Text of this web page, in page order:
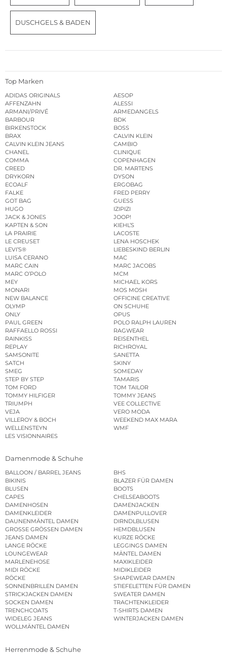
DUSCHGELS & BADEN
Top Marken
ADIDAS ORIGINALS
AESOP
AFFENZAHN
ALESSI
ARMANI/PRIVÉ
ARMEDANGELS
BARBOUR
BDK
BIRKENSTOCK
BOSS
BRAX
CALVIN KLEIN
CALVIN KLEIN JEANS
CAMBIO
CHANEL
CLINIQUE
COMMA
COPENHAGEN
CREED
DR. MARTENS
DRYKORN
DYSON
ECOALF
ERGOBAG
FALKE
FRED PERRY
GOT BAG
GUESS
HUGO
IZIPIZI
JACK & JONES
JOOP!
KAPTEN & SON
KIEHL’S
LA PRAIRIE
LACOSTE
LE CREUSET
LENA HOSCHEK
LEVI’S®
LIEBESKIND BERLIN
LUISA CERANO
MAC
MARC CAIN
MARC JACOBS
MARC O’POLO
MCM
MEY
MICHAEL KORS
MONARI
MOS MOSH
NEW BALANCE
OFFICINE CREATIVE
OLYMP
ON SCHUHE
ONLY
OPUS
PAUL GREEN
POLO RALPH LAUREN
RAFFAELLO ROSSI
RAGWEAR
RAINKISS
REISENTHEL
REPLAY
RICHROYAL
SAMSONITE
SANETTA
SATCH
SKINY
SMEG
SOMEDAY
STEP BY STEP
TAMARIS
TOM FORD
TOM TAILOR
TOMMY HILFIGER
TOMMY JEANS
TRIUMPH
VEE COLLECTIVE
VEJA
VERO MODA
VILLEROY & BOCH
WEEKEND MAX MARA
WELLENSTEYN
WMF
LES VISIONNAIRES
Damenmode & Schuhe
BALLOON / BARREL JEANS
BHS
BIKINIS
BLAZER FÜR DAMEN
BLUSEN
BOOTS
CAPES
CHELSEABOOTS
DAMENHOSEN
DAMENJACKEN
DAMENKLEIDER
DAMENPULLOVER
DAUNENMÄNTEL DAMEN
DIRNDLBLUSEN
GROSSE GRÖSSEN DAMEN
HEMDBLUSEN
JEANS DAMEN
KURZE RÖCKE
LANGE RÖCKE
LEGGINGS DAMEN
LOUNGEWEAR
MÄNTEL DAMEN
MARLENEHOSE
MAXIKLEIDER
MIDI RÖCKE
MIDIKLEIDER
RÖCKE
SHAPEWEAR DAMEN
SONNENBRILLEN DAMEN
STIEFELETTEN FÜR DAMEN
STRICKJACKEN DAMEN
SWEATER DAMEN
SOCKEN DAMEN
TRACHTENKLEIDER
TRENCHCOATS
T-SHIRTS DAMEN
WIDELEG JEANS
WINTERJACKEN DAMEN
WOLLMÄNTEL DAMEN
Herrenmode & Schuhe